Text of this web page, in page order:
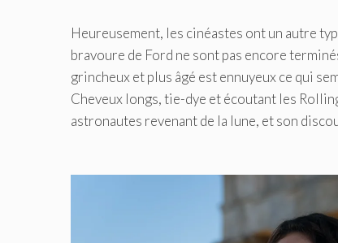
Heureusement, les cinéastes ont un autre
bravoure de Ford ne sont pas encore
grincheux et plus âgé est ennuyeux ce qui
Cheveux longs, tie-dye et écoutant les
astronautes revenant de la lune, et son